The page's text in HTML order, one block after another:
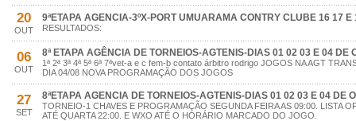
20
OUT
9ªETAPA AGENCIA-3ºX-PORT UMUARAMA CONTRY CLUBE 16 17 E
RESULTADOS:
06
OUT
8ª ETAPA AGÊNCIA DE TORNEIOS-AGTENIS-DIAS 01 02 03 E 04 DE
1ª 2ª 3ª 4ª 5ª 6ª 7ªvet-a e c fem-b contato árbitro rodrigo JOGOS NA AGT
DIA 04/08 NOVA PROGRAMAÇÃO DOS JOGOS
27
SET
8ªETAPA AGENCIA DE TORNEIOS-AGTENIS-DIAS 01 02 03 E 04 DE
TORNEIO-1 CHAVES E PROGRAMAÇÃO SEGUNDA FEIRA AS 09:00. LISTA
ATÉ QUARTA 22:00. E WXO ATÉ O HORÁRIO MARCADO DO JOGO.